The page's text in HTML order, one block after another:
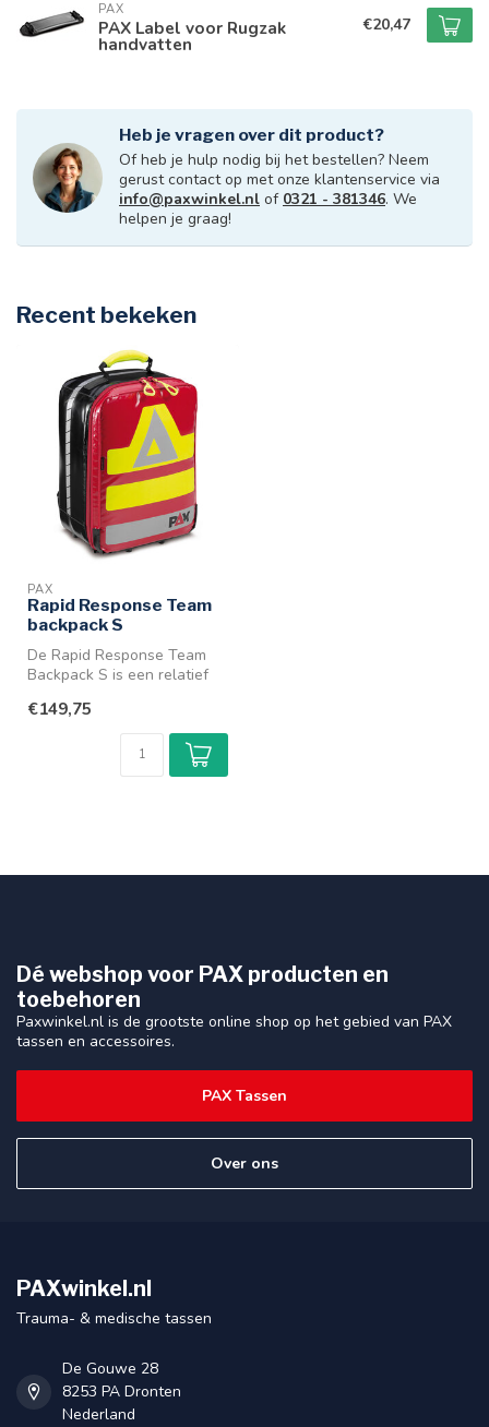
PAX
PAX Label voor Rugzak
handvatten
€20,47
Heb je vragen over dit product?
Of heb je hulp nodig bij het bestellen? Neem
gerust contact op met onze klantenservice via
info@paxwinkel.nl of 0321 - 381346. We
helpen je graag!
Recent bekeken
PAX
Rapid Response Team
backpack S
De Rapid Response Team
Backpack S is een relatief
rugtas v...
€149,75
Dé webshop voor PAX producten en
toebehoren
Paxwinkel.nl is de grootste online shop op het gebied van PAX
tassen en accessoires.
PAX Tassen
Over ons
PAXwinkel.nl
Trauma- & medische tassen
De Gouwe 28
8253 PA Dronten
Nederland